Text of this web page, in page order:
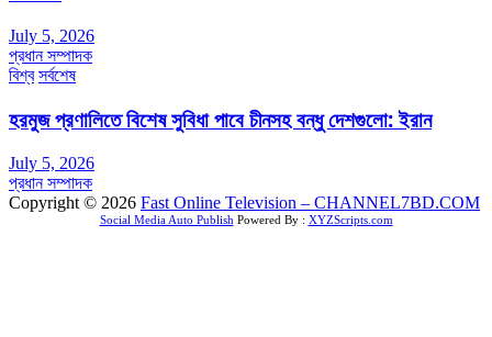
July 5, 2026
প্রধান সম্পাদক
বিশ্ব সর্বশেষ
হরমুজ প্রণালিতে বিশেষ সুবিধা পাবে চীনসহ বন্ধু দেশগুলো: ইরান
July 5, 2026
প্রধান সম্পাদক
Copyright © 2026 Fast Online Television – CHANNEL7BD.COM
Social Media Auto Publish Powered By : XYZScripts.com